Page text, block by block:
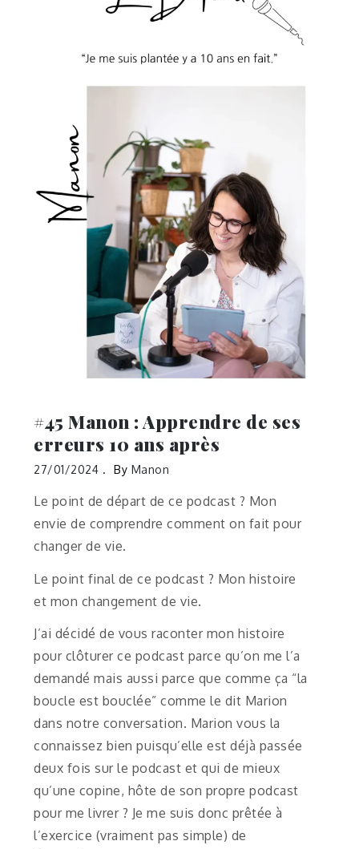
#45 Manon : Apprendre de ses
erreurs 10 ans après
27/01/2024 By Manon
Le point de départ de ce podcast ? Mon
envie de comprendre comment on fait pour
changer de vie.
Le point final de ce podcast ? Mon histoire
et mon changement de vie.
J’ai décidé de vous raconter mon histoire
pour clôturer ce podcast parce qu’on me l’a
demandé mais aussi parce que comme ça “la
boucle est bouclée” comme le dit Marion
dans notre conversation. Marion vous la
connaissez bien puisqu’elle est déjà passée
deux fois sur le podcast et qui de mieux
qu’une copine, hôte de son propre podcast
pour me livrer ? Je me suis donc prêtée à
l’exercice (vraiment pas simple) de